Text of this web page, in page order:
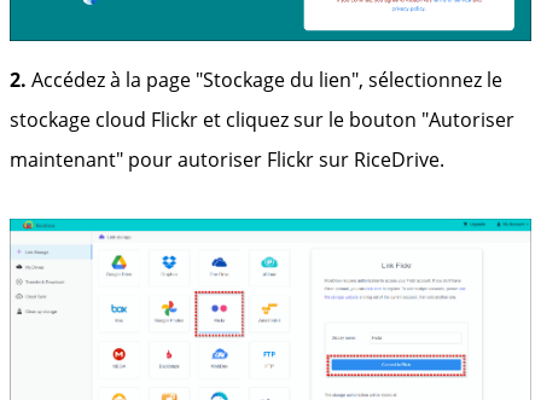
2. Accédez à la page "Stockage du lien", sélectionnez le
stockage cloud Flickr et cliquez sur le bouton "Autoriser
maintenant" pour autoriser Flickr sur RiceDrive.